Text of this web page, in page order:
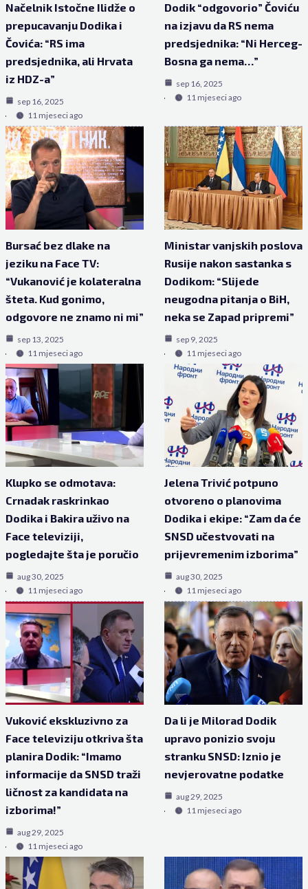
Načelnik Istočne Ilidže o
prepucavanju Dodika i
Čovića: “RS ima
predsjednika, ali Hrvata
iz HDZ-a”
sep 16, 2025
11 mjeseci ago
Dodik “odgovorio” Čoviću
na izjavu da RS nema
predsjednika: “Ni Herceg-
Bosna ga nema…”
sep 16, 2025
11 mjeseci ago
Bursać bez dlake na
jeziku na Face TV:
“Vukanović je kolateralna
šteta. Kud gonimo,
odgovore ne znamo ni mi”
sep 13, 2025
11 mjeseci ago
Ministar vanjskih poslova
Rusije nakon sastanka s
Dodikom: “Slijede
neugodna pitanja o BiH,
neka se Zapad pripremi”
sep 9, 2025
11 mjeseci ago
Klupko se odmotava:
Crnadak raskrinkao
Dodika i Bakira uživo na
Face televiziji,
pogledajte šta je poručio
aug 30, 2025
11 mjeseci ago
Jelena Trivić potpuno
otvoreno o planovima
Dodika i ekipe: “Zam da će
SNSD učestvovati na
prijevremenim izborima”
aug 30, 2025
11 mjeseci ago
Vuković ekskluzivno za
Face televiziju otkriva šta
planira Dodik: “Imamo
informacije da SNSD traži
ličnost za kandidata na
izborima!”
aug 29, 2025
11 mjeseci ago
Da li je Milorad Dodik
upravo ponizio svoju
stranku SNSD: Iznio je
nevjerovatne podatke
aug 29, 2025
11 mjeseci ago